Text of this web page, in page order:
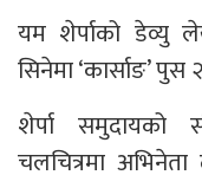
यम शेर्पाको डेव्यु
सिनेमा ‘कार्साङ’
शेर्पा समुदायको
चलचित्रमा अभिनेता